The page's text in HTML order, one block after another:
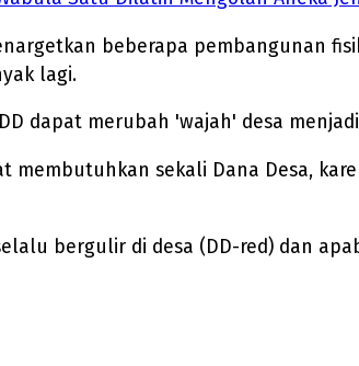
beberapa pembangunan
lagi.
dapat merubah 'wajah' desa
membutuhkan sekali Dana Desa,
bergulir di desa (DD-red) dan